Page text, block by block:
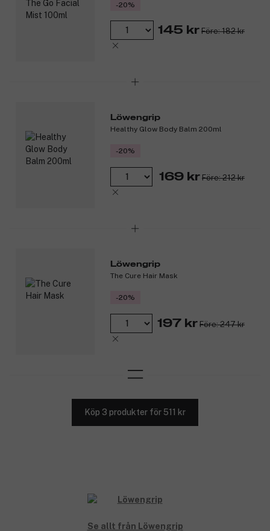
-20%
145 kr Före: 182 kr
Löwengrip
Healthy Glow Body Balm 200ml
-20%
169 kr Före: 212 kr
Löwengrip
The Cure Hair Mask
-20%
197 kr Före: 247 kr
Köp 3 produkter för 511 kr
Se allt från Löwengrip